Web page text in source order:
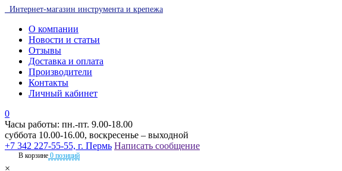
Интернет-магазин инструмента и крепежа
О компании
Новости и статьи
Отзывы
Доставка и оплата
Производители
Контакты
Личный кабинет
0
Часы работы: пн.-пт. 9.00-18.00
суббота 10.00-16.00, воскресенье – выходной
+7 342 227-55-55, г. Пермь Написать сообщение
В корзине 0 позиций
×